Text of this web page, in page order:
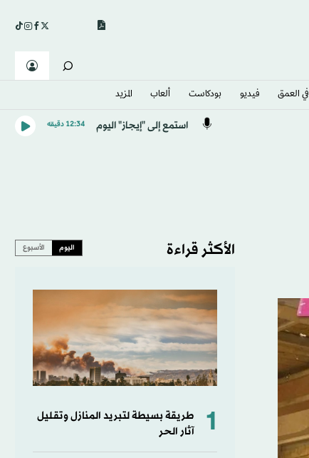
في العمق فيديو بودكاست ألعاب المزيد
استمع إلى "إيجاز" اليوم 12:34 دقيقه
الأكثر قراءة اليوم الأسبوع
1
طريقة بسيطة لتبريد المنازل وتقليل
آثار الحر